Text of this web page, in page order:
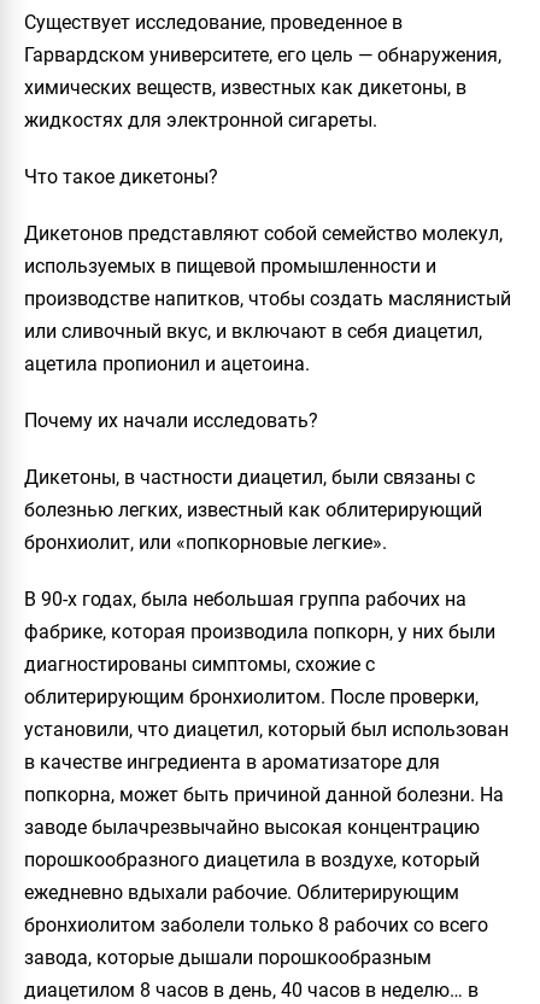
Существует исследование, проведенное в
Гарвардском университете, его цель — обнаружения,
химических веществ, известных как дикетоны, в
жидкостях для электронной сигареты.
Что такое дикетоны?
Дикетонов представляют собой семейство молекул,
используемых в пищевой промышленности и
производстве напитков, чтобы создать маслянистый
или сливочный вкус, и включают в себя диацетил,
ацетила пропионил и ацетоина.
Почему их начали исследовать?
Дикетоны, в частности диацетил, были связаны с
болезнью легких, известный как облитерирующий
бронхиолит, или «попкорновые легкие».
В 90-х годах, была небольшая группа рабочих на
фабрике, которая производила попкорн, у них были
диагностированы симптомы, схожие с
облитерирующим бронхиолитом. После проверки,
установили, что диацетил, который был использован
в качестве ингредиента в ароматизаторе для
попкорна, может быть причиной данной болезни. На
заводе былачрезвычайно высокая концентрацию
порошкообразного диацетила в воздухе, который
ежедневно вдыхали рабочие. Облитерирующим
бронхиолитом заболели только 8 рабочих со всего
завода, которые дышали порошкообразным
диацетилом 8 часов в день, 40 часов в неделю… в